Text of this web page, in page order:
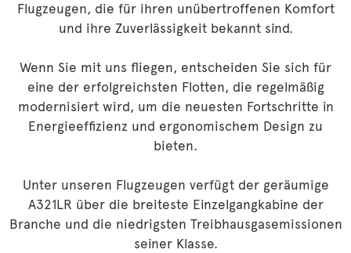
Flugzeugen, die für ihren unübertroffenen Komfort
und ihre Zuverlässigkeit bekannt sind.
Wenn Sie mit uns fliegen, entscheiden Sie sich für
eine der erfolgreichsten Flotten, die regelmäßig
modernisiert wird, um die neuesten Fortschritte in
Energieeffizienz und ergonomischem Design zu
bieten.
Unter unseren Flugzeugen verfügt der geräumige
A321LR über die breiteste Einzelgangkabine der
Branche und die niedrigsten Treibhausgasemissionen
seiner Klasse.